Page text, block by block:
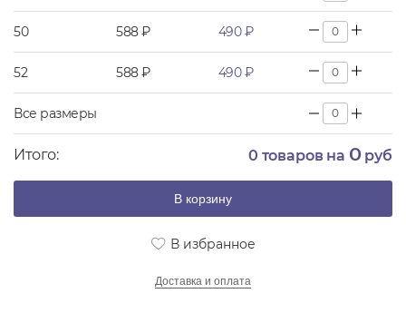
50 588 ₽ 490 ₽
52 588 ₽ 490 ₽
Все размеры
Итого: 0 товаров на 0руб
В корзину
В избранное
Доставка и оплата